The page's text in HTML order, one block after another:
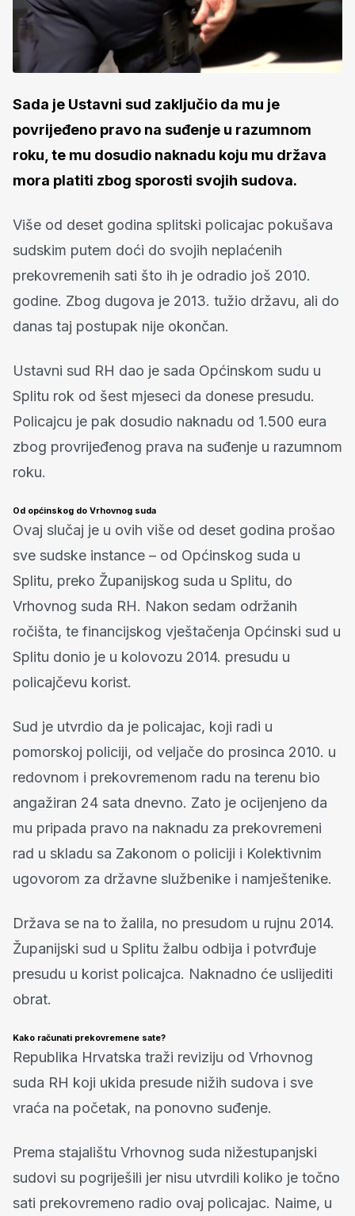
Sada je Ustavni sud zaključio da mu je
povrijeđeno pravo na suđenje u razumnom
roku, te mu dosudio naknadu koju mu država
mora platiti zbog sporosti svojih sudova.
Više od deset godina splitski policajac pokušava
sudskim putem doći do svojih neplaćenih
prekovremenih sati što ih je odradio još 2010.
godine. Zbog dugova je 2013. tužio državu, ali do
danas taj postupak nije okončan.
Ustavni sud RH dao je sada Općinskom sudu u
Splitu rok od šest mjeseci da donese presudu.
Policajcu je pak dosudio naknadu od 1.500 eura
zbog provrijeđenog prava na suđenje u razumnom
roku.
Od općinskog do Vrhovnog suda
Ovaj slučaj je u ovih više od deset godina prošao
sve sudske instance – od Općinskog suda u
Splitu, preko Županijskog suda u Splitu, do
Vrhovnog suda RH. Nakon sedam održanih
ročišta, te financijskog vještačenja Općinski sud u
Splitu donio je u kolovozu 2014. presudu u
policajčevu korist.
Sud je utvrdio da je policajac, koji radi u
pomorskoj policiji, od veljače do prosinca 2010. u
redovnom i prekovremenom radu na terenu bio
angažiran 24 sata dnevno. Zato je ocijenjeno da
mu pripada pravo na naknadu za prekovremeni
rad u skladu sa Zakonom o policiji i Kolektivnim
ugovorom za državne službenike i namještenike.
Država se na to žalila, no presudom u rujnu 2014.
Županijski sud u Splitu žalbu odbija i potvrđuje
presudu u korist policajca. Naknadno će uslijediti
obrat.
Kako računati prekovremene sate?
Republika Hrvatska traži reviziju od Vrhovnog
suda RH koji ukida presude nižih sudova i sve
vraća na početak, na ponovno suđenje.
Prema stajalištu Vrhovnog suda nižestupanjski
sudovi su pogriješili jer nisu utvrdili koliko je točno
sati prekovremeno radio ovaj policajac. Naime, u